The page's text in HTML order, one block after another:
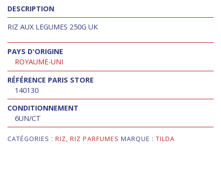
DESCRIPTION
RIZ AUX LEGUMES 250G UK
PAYS D'ORIGINE
ROYAUME-UNI
RÉFÉRENCE PARIS STORE
140130
CONDITIONNEMENT
6UN/CT
CATÉGORIES : RIZ, RIZ PARFUMES MARQUE : TILDA